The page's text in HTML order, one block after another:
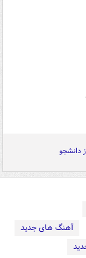
دانشجو
آهنگ های جدید